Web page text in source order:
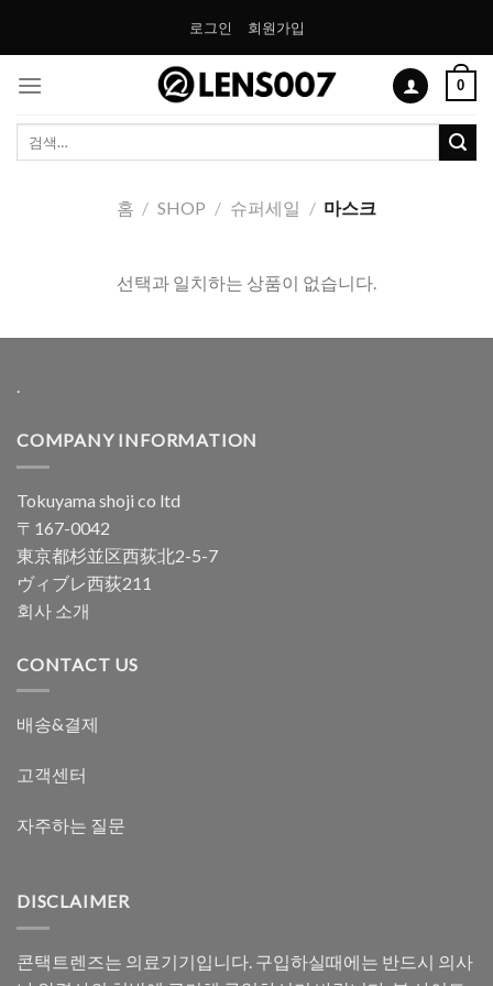
로그인 회원가입
0
색:
홈 / SHOP / 슈퍼세일 / 마스크
선택과 일치하는 상품이 없습니다.
.
COMPANY INFORMATION
Tokuyama shoji co ltd
〒167-0042
東京都杉並区西荻北2-5-7
ヴィブレ西荻211
회사 소개
CONTACT US
배송&결제
고객센터
자주하는 질문
DISCLAIMER
콘택트렌즈는 의료기기입니다. 구입하실때에는 반드시 의사